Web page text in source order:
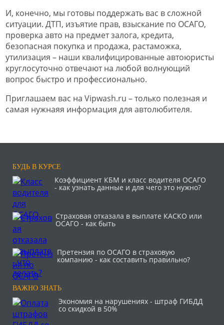
И, конечно, мы готовы поддержать вас в сложной
ситуации. ДТП, изъятие прав, взыскание по ОСАГО,
проверка авто на предмет залога, кредита,
безопасная покупка и продажа, растаможка,
утилизация – наши квалифицированные автоюристы
круглосуточно отвечают на любой волнующий
вопрос быстро и профессионально.
Приглашаем вас на Vipwash.ru – только полезная и
самая нужнаяя информация для автолюбителя.
БУДЬ В КУРСЕ
Коэффициент КБМ и класс водителя ОСАГО
- как узнать данные и для чего это нужно?
Страховая отказала в выплате КАСКО или
ОСАГО - как быть
Претензия по ОСАГО в страховую
компанию - как составить правильно?
ВАЖНО ЗНАТЬ
Экономия на нарушениях - штраф ГИБДД
со скидкой в 50%